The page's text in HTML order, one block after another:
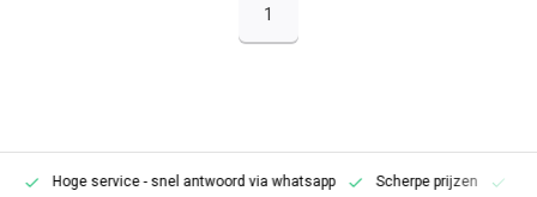
1
Hoge service- snel antwoord via whatsapp Scherpe prijzen